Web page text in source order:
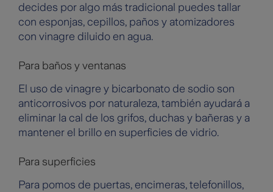
decides por algo más tradicional puedes tallar
con esponjas, cepillos, paños y atomizadores
con vinagre diluido en agua.
Para baños y ventanas
El uso de vinagre y bicarbonato de sodio son
anticorrosivos por naturaleza, también ayudará a
eliminar la cal de los grifos, duchas y bañeras y a
mantener el brillo en superficies de vidrio.
Para superficies
Para pomos de puertas, encimeras, telefonillos,